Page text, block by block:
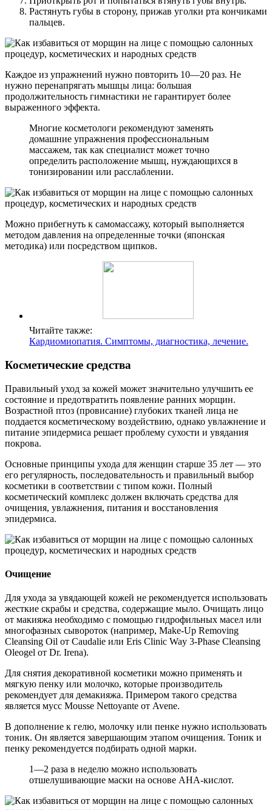
Растянуть губы в сторону, прижав уголки рта кончиками
пальцев.
Каждое из упражнений нужно повторить 10—20 раз. Не
нужно перенапрягать мышцы лица: большая
продолжительность гимнастики не гарантирует более
выраженного эффекта.
Многие косметологи рекомендуют заменять
домашние упражнения профессиональным
массажем, так как специалист может точно
определить расположение мышц, нуждающихся в
тонизировании или расслаблении.
Можно прибегнуть к самомассажу, который выполняется
методом давления на определенные точки (японская
методика) или посредством щипков.
Читайте также:
Кардиомиопатия. Симптомы, диагностика, лечение.
Косметические средства
Правильный уход за кожей может значительно улучшить ее
состояние и предотвратить появление ранних морщин.
Возрастной птоз (провисание) глубоких тканей лица не
поддается косметическому воздействию, однако увлажнение и
питание эпидермиса решает проблему сухости и увядания
покрова.
Основные принципы ухода для женщин старше 35 лет — это
его регулярность, последовательность и правильный выбор
косметики в соответствии с типом кожи. Полный
косметический комплекс должен включать средства для
очищения, увлажнения, питания и восстановления
эпидермиса.
Очищение
Для ухода за увядающей кожей не рекомендуется использовать
жесткие скрабы и средства, содержащие мыло. Очищать лицо
от макияжа необходимо с помощью гидрофильных масел или
многофазных сывороток (например, Make-Up Removing
Cleansing Oil от Caudalie или Eris Clinic Way 3-Phase Cleansing
Oleogel от Dr. Irena).
Для снятия декоративной косметики можно применять и
мягкую пенку или молочко, которые производитель
рекомендует для демакияжа. Примером такого средства
является мусс Mousse Nettoyante от Avene.
В дополнение к гелю, молочку или пенке нужно использовать
тоник. Он является завершающим этапом очищения. Тоник и
пенку рекомендуется подбирать одной марки.
1—2 раза в неделю можно использовать
отшелушивающие маски на основе АНА-кислот.